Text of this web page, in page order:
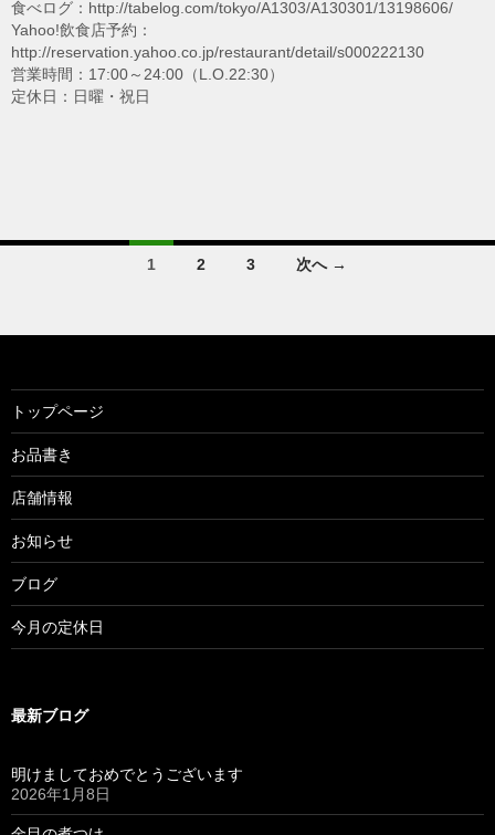
食べログ：http://tabelog.com/tokyo/A1303/A130301/13198606/
Yahoo!飲食店予約：
http://reservation.yahoo.co.jp/restaurant/detail/s000222130
営業時間：17:00～24:00（L.O.22:30）
定休日：日曜・祝日
ナ
ゲ
ー
シ
ョ
ン
1 2 3 次へ →
トップページ
お品書き
店舗情報
お知らせ
ブログ
今月の定休日
最新ブログ
明けましておめでとうございます
2026年1月8日